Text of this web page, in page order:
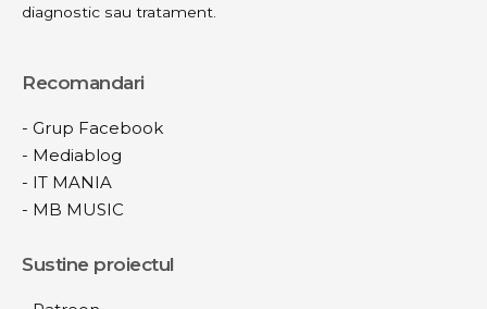
diagnostic sau tratament.
Recomandari
- Grup Facebook
- Mediablog
- IT MANIA
- MB MUSIC
Sustine proiectul